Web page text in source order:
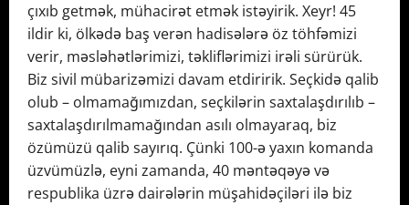
çıxıb getmək, mühacirət etmək istəyirik. Xeyr! 45
ildir ki, ölkədə baş verən hadisələrə öz töhfəmizi
verir, məsləhətlərimizi, təkliflərimizi irəli sürürük.
Biz sivil mübarizəmizi davam etdiririk. Seçkidə qalib
olub – olmamağımızdan, seçkilərin saxtalaşdırılıb –
saxtalaşdırılmamağından asılı olmayaraq, biz
özümüzü qalib sayırıq. Çünki 100-ə yaxın komanda
üzvümüzlə, eyni zamanda, 40 məntəqəyə və
respublika üzrə dairələrin müşahidəçiləri ilə biz